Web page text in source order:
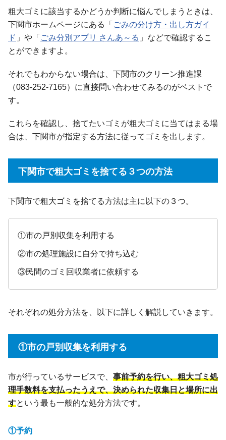
粗大ゴミに該当するかどうか判断に悩んでしまうときは、
下関市ホームページにある「 ごみの分け方・出し方ガイ
ド 」や「 ごみ分別アプリ さんあ～る 」などで確認するこ
とができますよ。
それでもわからない場合は、下関市のクリーン推進課
（083-252-7165）に直接問い合わせてみるのがベストで
す。
これらを確認し、捨てたいゴミが粗大ゴミに当てはまる場
合は、下関市が指定する方法に従ってゴミを出します。
下関市で粗大ゴミを捨てる３つの方法
下関市で粗大ゴミを捨てる方法は主に以下の３つ。
①市の戸別収集を利用する
②市の処理施設に自分で持ち込む
③民間のゴミ回収業者に依頼する
それぞれの処分方法を、以下に詳しく解説していきます。
①市の戸別収集を利用する
市が行っているサービスで、 事前予約を行い、粗大ゴミ処
理手数料を支払ったうえで、決められた収集日と場所に出
すという最も一般的な処分方法です。
①予約